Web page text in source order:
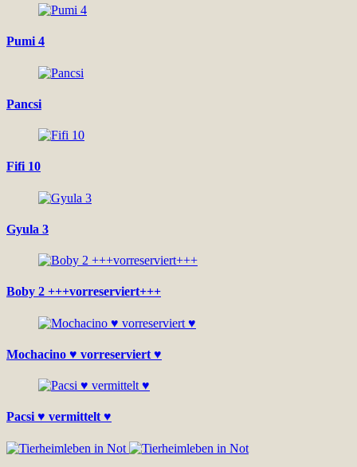
Pumi 4
Pancsi
Fifi 10
Gyula 3
Boby 2 +++vorreserviert+++
Mochacino ♥ vorreserviert ♥
Pacsi ♥ vermittelt ♥